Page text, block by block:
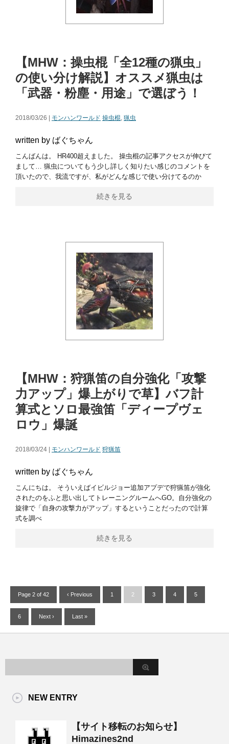
【MHW：操虫棍「全12種の猟虫」
の使い分け解説】オススメ猟虫は
「武器・粉塵・用途」で選ぼう！
2018/03/26 | モンハンワールド 操虫棍, 猟虫
written by ばぐちゃん
こんばんは。 HR400超えました。 操虫棍の記事アクセスが伸びて
まして… 猟虫についてもう少し詳しく知りたい感じのコメントを
頂いたので、我流ですが、私がどんな感じで使い分けてるのか
続きを見る
【MHW：狩猟笛の自分強化「攻撃
力アップ」爆上がりで草】バフ計
算式とソロ最強笛「ディープヴェ
ロウ」爆誕
2018/03/24 | モンハンワールド 狩猟笛
written by ばぐちゃん
こんにちは。 そういえばイビルジョー追加アプデで狩猟笛が強化
されたのをふと思い出してトレーニングルームへGO。自分強化の
旋律で「自身の攻撃力がアップ」するということだったので計算
式を調べ
続きを見る
Page 2 of 42 ‹ Previous 1 2 3 4 5
6 Next › Last »
NEW ENTRY
【サイト移転のお知らせ】
Himazines2nd